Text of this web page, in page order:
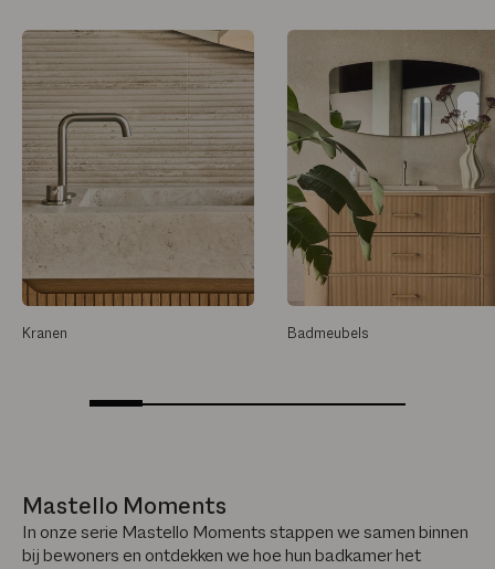
Kranen Badmeubels
Mastello Moments
In onze serie Mastello Moments stappen we samen binnen
bij bewoners en ontdekken we hoe hun badkamer het